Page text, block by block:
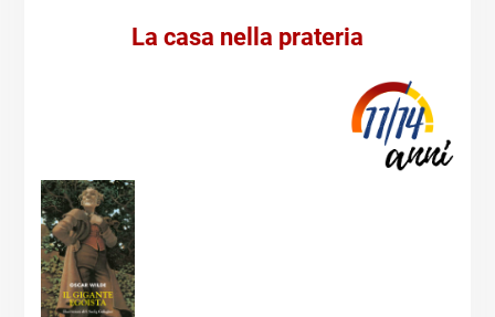
La casa nella prateria